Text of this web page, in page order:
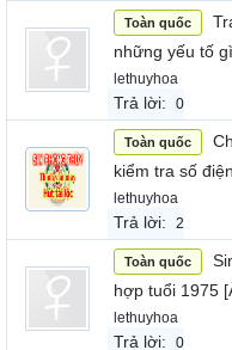
Toàn quốc
những yếu tố
lethuyhoa
Trả lời: 0
Toàn quốc
kiểm tra số
lethuyhoa
Trả lời: 2
Toàn quốc
hợp tuổi 1975
lethuyhoa
Trả lời: 0